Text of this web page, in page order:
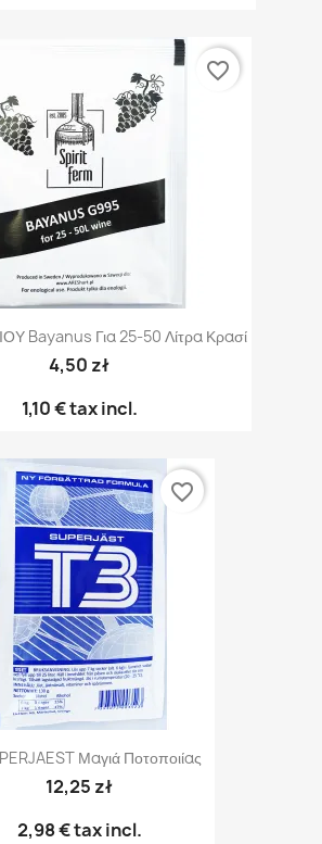
Bayanus Για 25-50 Λίτρα Κρασί
4,50 zł
1,10 €tax incl.
favorite_border
Μαγιά Ποτοποιίας
12,25 zł
2,98 €tax incl.
favorite_border